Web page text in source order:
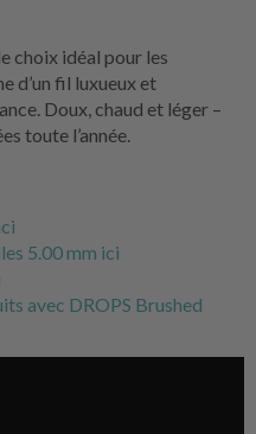
choix idéal pour les
d’un fil luxueux et
Doux, chaud et léger –
toute l’année.
5.00 mm ici
avec DROPS Brushed